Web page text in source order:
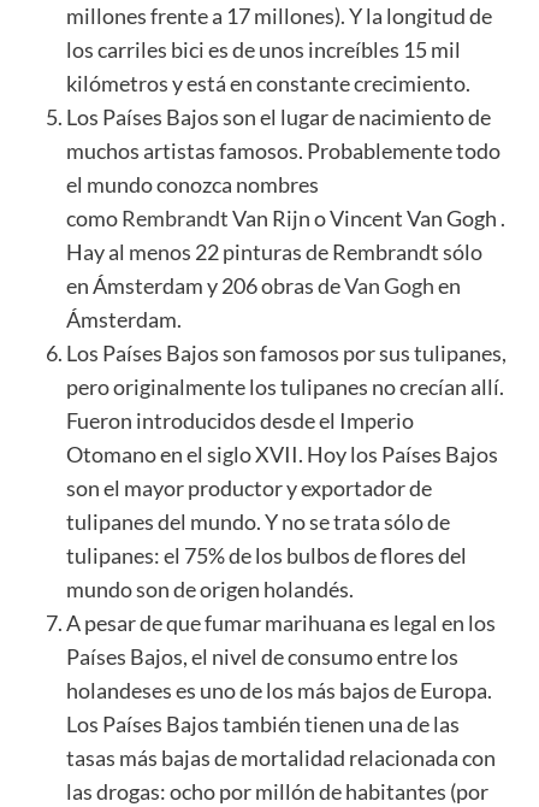
millones frente a 17 millones). Y la longitud de
los carriles bici es de unos increíbles 15 mil
kilómetros y está en constante crecimiento.
Los Países Bajos son el lugar de nacimiento de
muchos artistas famosos. Probablemente todo
el mundo conozca nombres
comoRembrandtVan Rijn o Vincent Van Gogh .
Hay al menos 22 pinturas de Rembrandt sólo
en Ámsterdam y 206 obras deVan Goghen
Ámsterdam.
Los Países Bajos son famosos por sus tulipanes,
pero originalmente los tulipanes no crecían allí.
Fueron introducidos desde el Imperio
Otomano en el siglo XVII. Hoy los Países Bajos
son el mayor productor y exportador de
tulipanes del mundo. Y no se trata sólo de
tulipanes: el 75% de los bulbos de flores del
mundo son de origen holandés.
A pesar de que fumar marihuana es legal en los
Países Bajos, el nivel de consumo entre los
holandeses es uno de los más bajos de Europa.
Los Países Bajos también tienen una de las
tasas más bajas de mortalidad relacionada con
las drogas: ocho por millón de habitantes (por